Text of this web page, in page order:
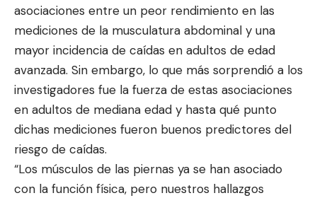
asociaciones entre un peor rendimiento en las
mediciones de la musculatura abdominal y una
mayor incidencia de caídas en adultos de edad
avanzada. Sin embargo, lo que más sorprendió a los
investigadores fue la fuerza de estas asociaciones
en adultos de mediana edad y hasta qué punto
dichas mediciones fueron buenos predictores del
riesgo de caídas.
“Los músculos de las piernas ya se han asociado
con la función física, pero nuestros hallazgos